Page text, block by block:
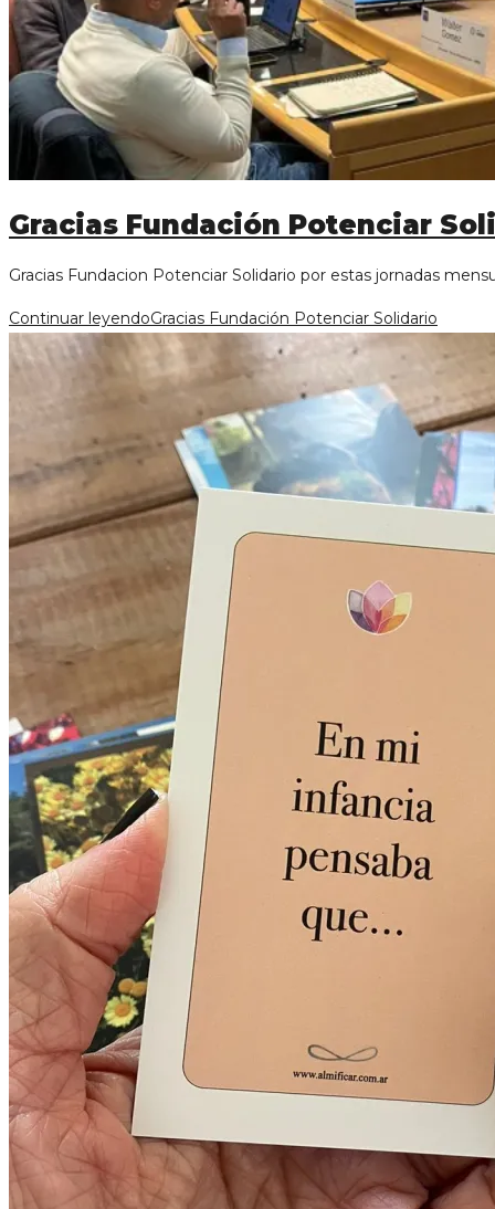
Gracias Fundación Potenciar
Gracias Fundacion Potenciar Solidario por estas jornadas
Continuar leyendoGracias Fundación Potenciar Solidario